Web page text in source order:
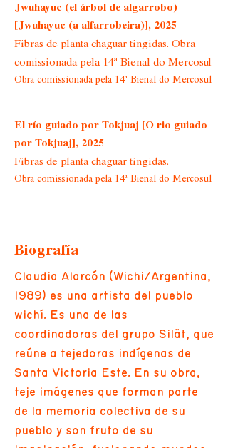
Jwuhayuc (el árbol de algarrobo)
[Jwuhayuc (a alfarrobeira)], 2025
Fibras de planta chaguar tingidas. Obra
comissionada pela 14ª Bienal do Mercosul
Obra comissionada pela 14ª Bienal do Mercosul
El río guiado por Tokjuaj [O rio guiado
por Tokjuaj], 2025
Fibras de planta chaguar tingidas.
Obra comissionada pela 14ª Bienal do Mercosul
Biografía
Claudia Alarcón (Wichi/Argentina,
1989) es una artista del pueblo
wichí. Es una de las
coordinadoras del grupo Silät, que
reúne a tejedoras indígenas de
Santa Victoria Este. En su obra,
teje imágenes que forman parte
de la memoria colectiva de su
pueblo y son fruto de su